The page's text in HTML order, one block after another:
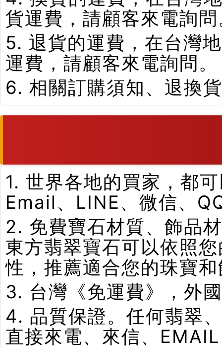
貨運費，請顧客來電詢
5. 退貨的運費，在台灣
運費，請顧客來電詢問。
6. 相關訂購須知、退換
1. 世界各地的買家，都
Email、LINE、微信、
2. 免費寶石材質、飾品
東方翡翠寶石可以依照
性，推薦適合您的珠寶
3. 台灣《免運費》，外
4. 品質保證。任何翡翠
直接來電、來信、